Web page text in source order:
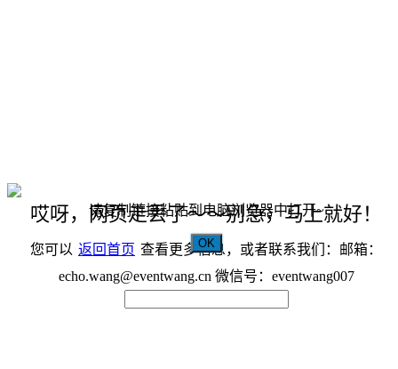
哎呀，网页走丢了～～别急，马上就好！
您可以 返回首页 查看更多信息，或者联系我们：邮箱：
echo.wang@eventwang.cn 微信号：eventwang007
请复制链接粘贴到电脑浏览器中打开~
OK